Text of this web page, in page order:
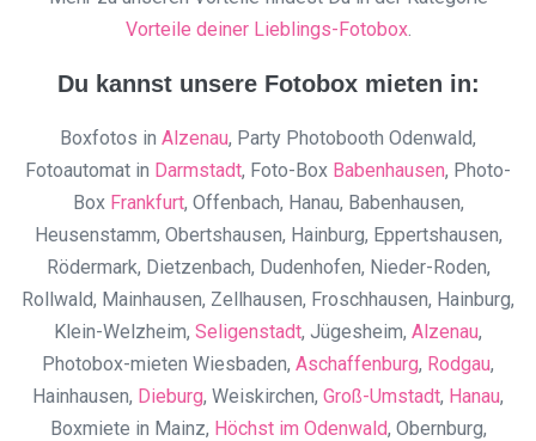
Vorteile deiner Lieblings-Fotobox.
Du kannst unsere Fotobox mieten in:
Boxfotos in Alzenau, Party Photobooth Odenwald,
Fotoautomat in Darmstadt, Foto-Box Babenhausen, Photo-
Box Frankfurt, Offenbach, Hanau, Babenhausen,
Heusenstamm, Obertshausen, Hainburg, Eppertshausen,
Rödermark, Dietzenbach, Dudenhofen, Nieder-Roden,
Rollwald, Mainhausen, Zellhausen, Froschhausen, Hainburg,
Klein-Welzheim, Seligenstadt, Jügesheim, Alzenau,
Photobox-mieten Wiesbaden, Aschaffenburg, Rodgau,
Hainhausen, Dieburg, Weiskirchen, Groß-Umstadt, Hanau,
Boxmiete in Mainz, Höchst im Odenwald, Obernburg,